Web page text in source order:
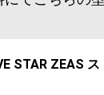
STAR ZEAS ス